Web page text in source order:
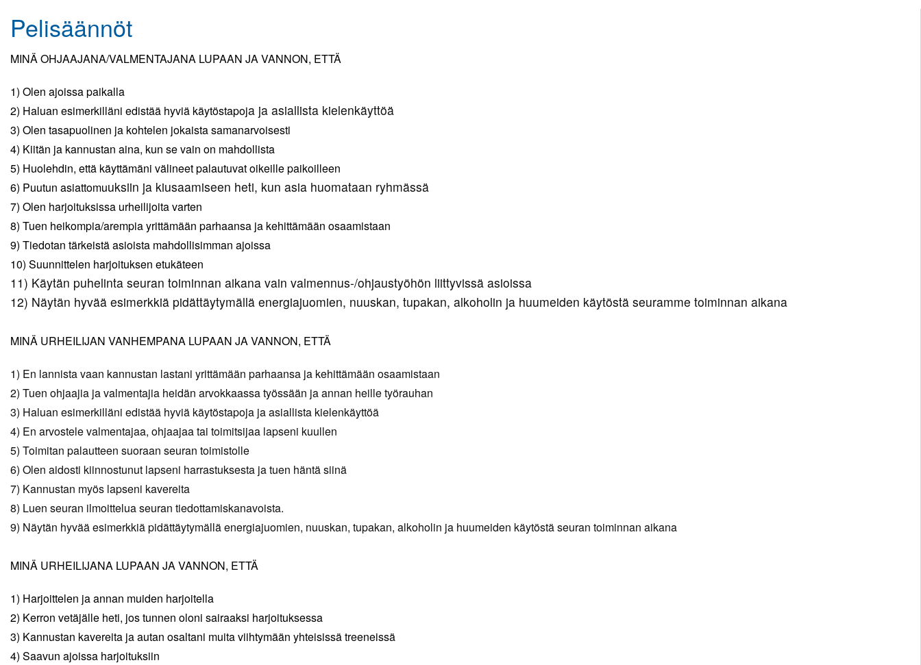
Kuvagalleria
Elisa Monitoimihalli
Kumppanuus tekee hyvää
Yhteistyö UrheiluMehiläisen kanssa
Toiminnan tarkoitus
Kirjaudu
Pelisäännöt
MINÄ OHJAAJANA/VALMENTAJANA LUPAAN JA VANNON, ETTÄ
1) Olen ajoissa paikalla
2) Haluan esimerkilläni edistää hyviä käytöstapoja ja asiallista kielenkäyttöä
3) Olen tasapuolinen ja kohtelen jokaista samanarvoisesti
4) Kiitän ja kannustan aina, kun se vain on mahdollista
5) Huolehdin, että käyttämäni välineet palautuvat oikeille paikoilleen
6) Puutun asiattomuuksiin ja kiusaamiseen heti, kun asia huomataan ryhmässä
7) Olen harjoituksissa urheilijoita varten
8) Tuen heikompia/arempia yrittämään parhaansa ja kehittämään osaamistaan
9) Tiedotan tärkeistä asioista mahdollisimman ajoissa
10) Suunnittelen harjoituksen etukäteen
11) Käytän puhelinta seuran toiminnan aikana vain valmennus-/ohjaustyöhön liittyvissä asioissa
12) Näytän hyvää esimerkkiä pidättäytymällä energiajuomien, nuuskan, tupakan, alkoholin ja huumeiden käytöstä seuramme toiminnan aikana
MINÄ URHEILIJAN VANHEMPANA LUPAAN JA VANNON, ETTÄ
1) En lannista vaan kannustan lastani yrittämään parhaansa ja kehittämään osaamistaan
2) Tuen ohjaajia ja valmentajia heidän arvokkaassa työssään ja annan heille työrauhan
3) Haluan esimerkilläni edistää hyviä käytöstapoja ja asiallista kielenkäyttöä
4) En arvostele valmentajaa, ohjaajaa tai toimitsijaa lapseni kuullen
5) Toimitan palautteen suoraan seuran toimistolle
6) Olen aidosti kiinnostunut lapseni harrastuksesta ja tuen häntä siinä
7) Kannustan myös lapseni kavereita
8) Luen seuran ilmoittelua seuran tiedottamiskanavoista.
9) Näytän hyvää esimerkkiä pidättäytymällä energiajuomien, nuuskan, tupakan, alkoholin ja huumeiden käytöstä seuran toiminnan aikana
MINÄ URHEILIJANA LUPAAN JA VANNON, ETTÄ
1) Harjoittelen ja annan muiden harjoitella
2) Kerron vetäjälle heti, jos tunnen oloni sairaaksi harjoituksessa
3) Kannustan kavereita ja autan osaltani muita viihtymään yhteisissä treeneissä
4) Saavun ajoissa harjoituksiin